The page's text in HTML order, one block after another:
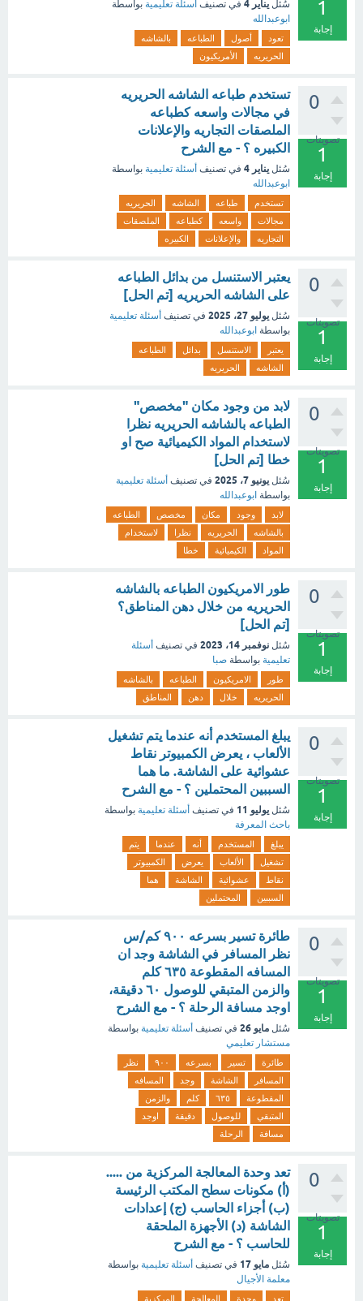
1
إجابة
سُئل يناير 4 في تصنيف أسئلة تعليمية بواسطة
ابوعبدالله
تعود أصول الطباعه
بالشاشه
الحريريه
الأمريكيون
0
تصويتات
1
إجابة
تستخدم طباعه الشاشه الحريريه
في مجالات واسعه كطباعه
الملصقات التجاريه والإعلانات
الكبيره ؟ - مع الشرح
سُئل يناير 4 في تصنيف أسئلة تعليمية بواسطة
ابوعبدالله
تستخدم طباعه الشاشه
الحريريه
مجالات
واسعه كطباعه
الملصقات
التجاريه
والإعلانات الكبيره
0
تصويتات
1
إجابة
يعتبر الاستنسل من بدائل الطباعه
على الشاشه الحريريه [تم الحل]
سُئل يوليو 27، 2025 في تصنيف أسئلة تعليمية
بواسطة ابوعبدالله
يعتبر الاستنسل بدائل
الطباعه
الشاشه
الحريريه
0
تصويتات
1
إجابة
لابد من وجود مكان "مخصص"
الطباعه بالشاشه الحريريه نظرا
لاستخدام المواد الكيميائية صح او
خطا [تم الحل]
سُئل يونيو 7، 2025 في تصنيف أسئلة تعليمية
بواسطة ابوعبدالله
لابد وجود مكان مخصص
الطباعه
بالشاشه
الحريريه نظرا
لاستخدام
المواد
الكيميائية خطا
0
تصويتات
1
إجابة
طور الامريكيون الطباعه بالشاشه
الحريريه من خلال دهن المناطق؟
[تم الحل]
سُئل نوفمبر 14، 2023 في تصنيف أسئلة
تعليمية بواسطة صبا
طور الامريكيون الطباعه
بالشاشه
الحريريه
خلال دهن المناطق
0
تصويتات
1
إجابة
يبلغ المستخدم أنه عندما يتم تشغيل
الألعاب ، يعرض الكمبيوتر نقاط
عشوائية على الشاشة. ما هما
السببين المحتملين ؟ - مع الشرح
سُئل يوليو 11 في تصنيف أسئلة تعليمية بواسطة
باحث المعرفة
يبلغ المستخدم أنه عندما
يتم
تشغيل
الألعاب يعرض
الكمبيوتر
نقاط
عشوائية الشاشة
هما
السببين
المحتملين
0
تصويتات
1
إجابة
طائرة تسير بسرعه ٩٠٠ كم/س
نظر المسافر في الشاشة وجد ان
المسافه المقطوعة ٦٣٥ كلم
والزمن المتبقي للوصول ٦٠ دقيقة،
اوجد مسافة الرحلة ؟ - مع الشرح
سُئل مايو 26 في تصنيف أسئلة تعليمية بواسطة
مستشار تعليمي
طائرة تسير بسرعه ٩٠٠
نظر
المسافر
الشاشة وجد
المسافه
المقطوعة
٦٣٥ كلم
والزمن
المتبقي
للوصول دقيقة
اوجد
مسافة
الرحلة
0
تصويتات
1
إجابة
تعد وحدة المعالجة المركزية من .....
(أ) مكونات سطح المكتب الرئيسة
(ب) أجزاء الحاسب (ج) إعدادات
الشاشة (د) الأجهزة الملحقة
للحاسب ؟ - مع الشرح
سُئل مايو 17 في تصنيف أسئلة تعليمية بواسطة
معلمة الأجيال
تعد وحدة المعالجة المركزية